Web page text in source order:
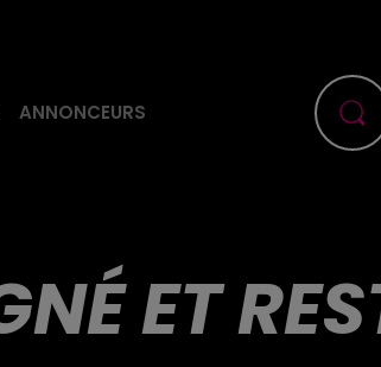
ANNONCEURS
ET